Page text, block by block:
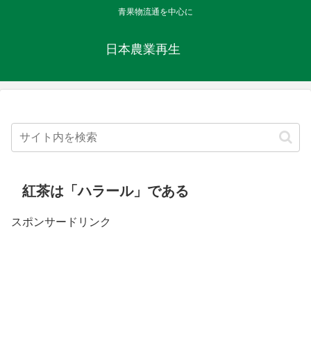
青果物流通を中心に
日本農業再生
紅茶は「ハラール」である
スポンサードリンク